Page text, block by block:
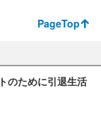
PageTop
のために引退生活